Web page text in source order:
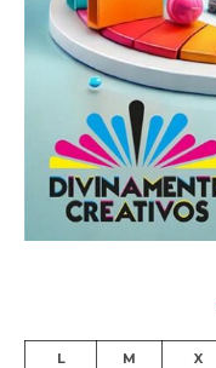
L M X